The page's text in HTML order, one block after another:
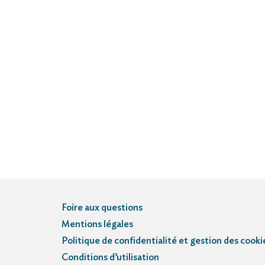
Foire aux questions
Mentions légales
Politique de confidentialité et gestion des
Conditions d’utilisation